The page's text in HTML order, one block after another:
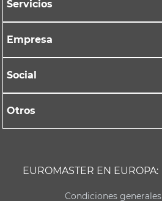
Servicios
Empresa
Social
Otros
EUROMASTER EN EUROPA:
Condiciones generales